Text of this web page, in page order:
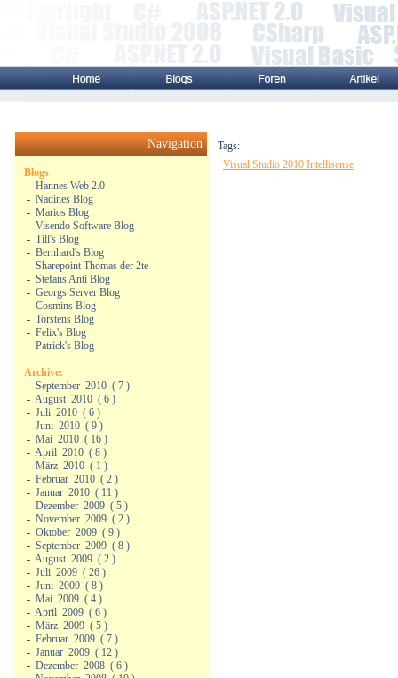
Navigation
Blogs
- Hannes Web 2.0
- Nadines Blog
- Marios Blog
- Visendo Software Blog
- Till's Blog
- Bernhard's Blog
- Sharepoint Thomas der 2te
- Stefans Anti Blog
- Georgs Server Blog
- Cosmins Blog
- Torstens Blog
- Felix's Blog
- Patrick's Blog
Archive:
- September 2010 ( 7 )
- August 2010 ( 6 )
- Juli 2010 ( 6 )
- Juni 2010 ( 9 )
- Mai 2010 ( 16 )
- April 2010 ( 8 )
- März 2010 ( 1 )
- Februar 2010 ( 2 )
- Januar 2010 ( 11 )
- Dezember 2009 ( 5 )
- November 2009 ( 2 )
- Oktober 2009 ( 9 )
- September 2009 ( 8 )
- August 2009 ( 2 )
- Juli 2009 ( 26 )
- Juni 2009 ( 8 )
- Mai 2009 ( 4 )
- April 2009 ( 6 )
- März 2009 ( 5 )
- Februar 2009 ( 7 )
- Januar 2009 ( 12 )
- Dezember 2008 ( 6 )
Tags:
Visual Studio 2010 Intellisense